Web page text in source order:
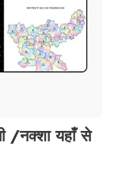
/नक्शा यहाँ से